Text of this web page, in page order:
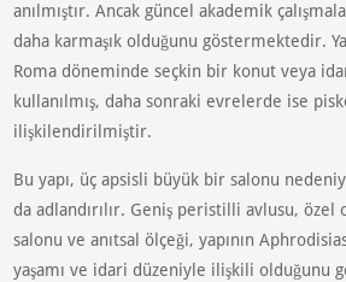
anılmıştır. Ancak güncel akademik
daha karmaşık olduğunu göstermektedir.
Roma döneminde seçkin bir konut veya
kullanılmış, daha sonraki evrelerde ise
ilişkilendirilmiştir.
Bu yapı, üç apsisli büyük bir salonu
da adlandırılır. Geniş peristilli avlusu, özel
salonu ve anıtsal ölçeği, yapının
yaşamı ve idari düzeniyle ilişkili olduğunu